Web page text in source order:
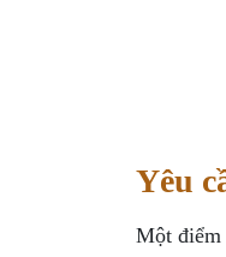
Yêu
Một điểm